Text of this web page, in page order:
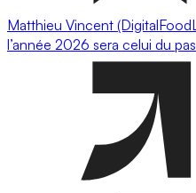
Matthieu Vincent
l’année 2026 sera celui du